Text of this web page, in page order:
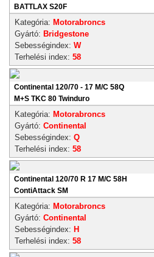
BATTLAX S20F
Kategória: Motorabroncs
Gyártó: Bridgestone
Sebességindex: W
Terhelési index: 58
Continental 120/70 - 17 M/C 58Q
M+S TKC 80 Twinduro
Kategória: Motorabroncs
Gyártó: Continental
Sebességindex: Q
Terhelési index: 58
Continental 120/70 R 17 M/C 58H
ContiAttack SM
Kategória: Motorabroncs
Gyártó: Continental
Sebességindex: H
Terhelési index: 58